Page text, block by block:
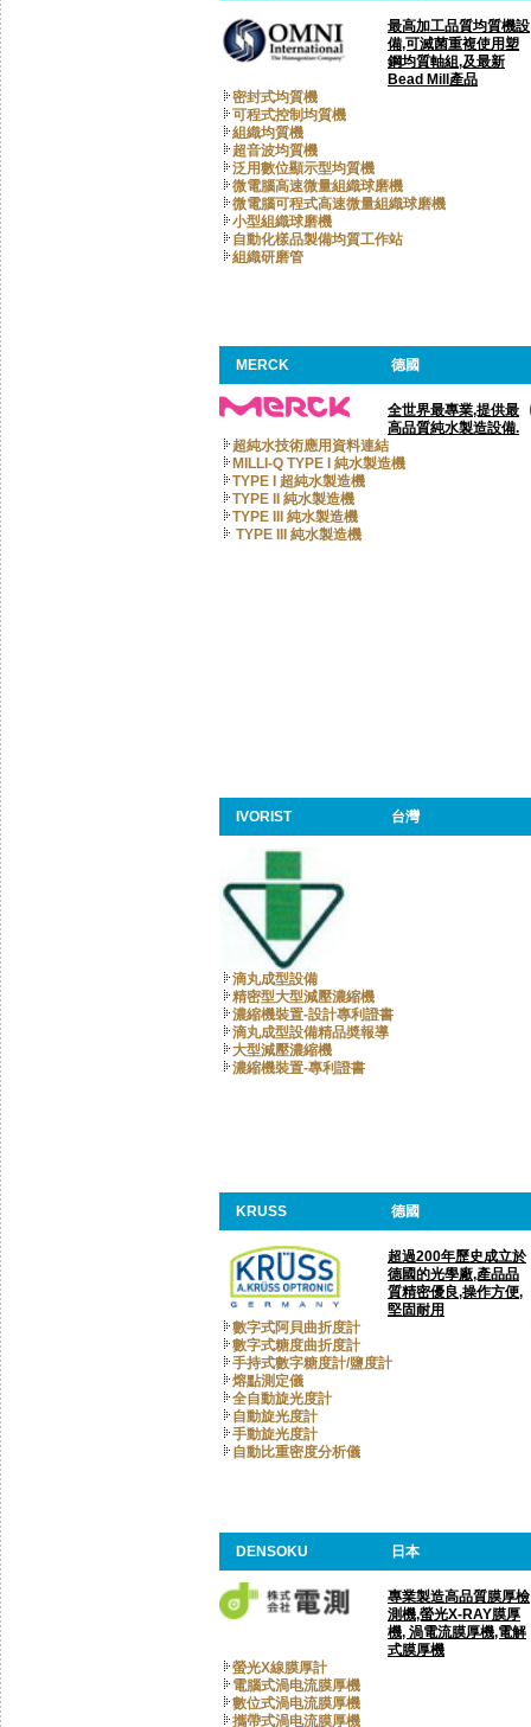
最高加工品質均質機設
備,可滅菌重複使用塑
鋼均質軸組,及最新
Bead Mill產品
密封式均質機
可程式控制均質機
組織均質機
超音波均質機
泛用數位顯示型均質機
微電腦高速微量組織球磨機
微電腦可程式高速微量組織球磨機
小型組織球磨機
自動化樣品製備均質工作站
組織研磨管
MERCK 德國
全世界最專業,提供最
高品質純水製造設備.
超純水技術應用資料連結
MILLI-Q TYPE I 純水製造機
TYPE I 超純水製造機
TYPE II 純水製造機
TYPE III 純水製造機
TYPE III 純水製造機
IVORIST 台灣
滴丸成型設備
精密型大型減壓濃縮機
濃縮機裝置-設計專利證書
滴丸成型設備精品奬報導
大型減壓濃縮機
濃縮機裝置-專利證書
KRUSS 德國
超過200年歷史成立於
德國的光學廠,產品品
質精密優良,操作方便,
堅固耐用
數字式阿貝曲折度計
數字式糖度曲折度計
手持式數字糖度計/鹽度計
熔點測定儀
全自動旋光度計
自動旋光度計
手動旋光度計
自動比重密度分析儀
DENSOKU 日本
專業製造高品質膜厚檢
測機,螢光X-RAY膜厚
機, 渦電流膜厚機,電解
式膜厚機
螢光X線膜厚計
電腦式渦电流膜厚機
數位式渦电流膜厚機
攜帶式渦电流膜厚機